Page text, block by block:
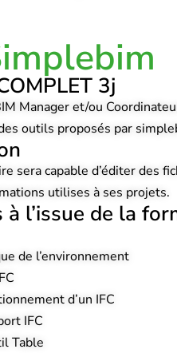
3j
Manager et/ou
outils proposés par
sera capable d’éditer des
utilises à ses projets.
l’issue de la
de l’environnement
d’un IFC
IFC
Table